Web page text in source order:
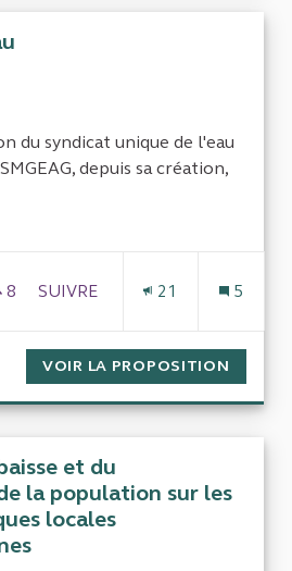
du syndicat unique de l'eau
depuis sa création,
la catégorie : CRC Guadeloupe
8 8 ABONNÉS
SUIVRE
21 5
VOIR LA PROPOSITION
et du
la population sur les
locales